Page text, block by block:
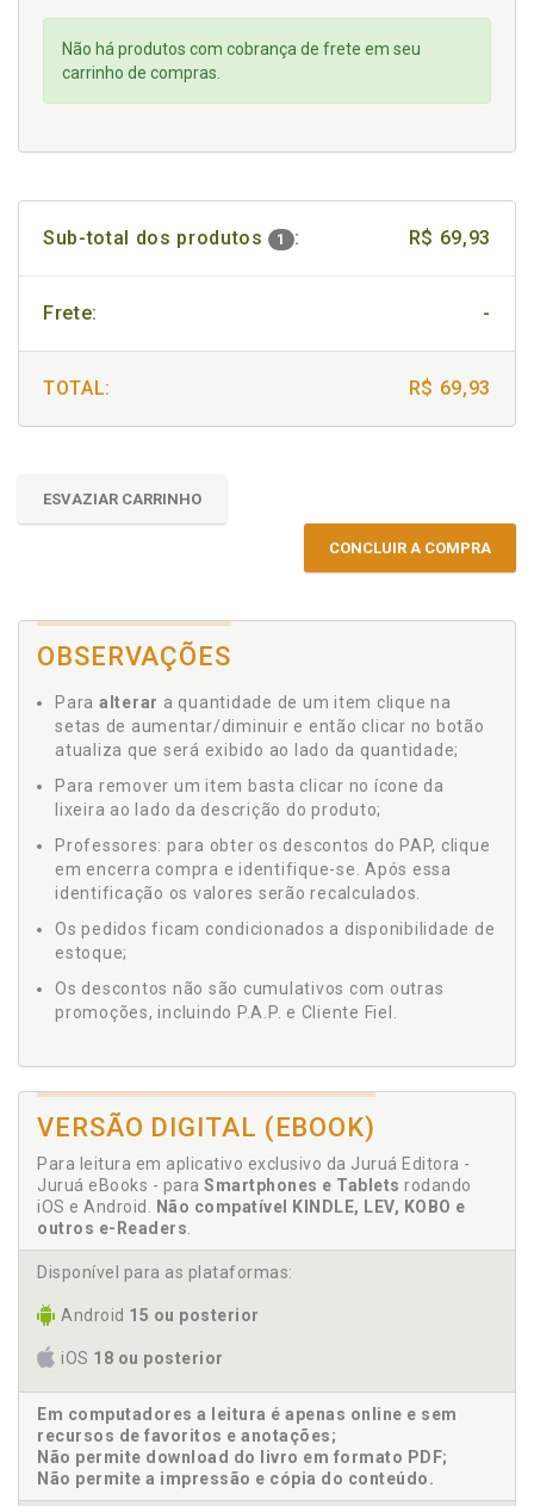
Não há produtos com cobrança de frete em seu
carrinho de compras.
Sub-total dos produtos 1 : R$ 69,93
Frete: -
TOTAL: R$ 69,93
ESVAZIAR CARRINHO
CONCLUIR A COMPRA
OBSERVAÇÕES
Para alterar a quantidade de um item clique na
setas de aumentar/diminuir e então clicar no botão
atualiza que será exibido ao lado da quantidade;
Para remover um item basta clicar no ícone da
lixeira ao lado da descrição do produto;
Professores: para obter os descontos do PAP, clique
em encerra compra e identifique-se. Após essa
identificação os valores serão recalculados.
Os pedidos ficam condicionados a disponibilidade de
estoque;
Os descontos não são cumulativos com outras
promoções, incluindo P.A.P. e Cliente Fiel.
VERSÃO DIGITAL (EBOOK)
Para leitura em aplicativo exclusivo da Juruá Editora -
Juruá eBooks - para Smartphones e Tablets rodando
iOS e Android.
Não compatível KINDLE, LEV, KOBO e
outros e-Readers
Disponível para as plataformas:
Android 15 ou posterior
iOS 18 ou posterior
Em computadores a leitura é apenas online e sem
recursos de favoritos e anotações;
Não permite download do livro em formato PDF;
Não permite a impressão e cópia do conteúdo.